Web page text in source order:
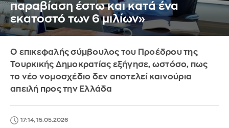
παραβίαση έστω και κατά ένα
εκατοστό των 6 μιλίων»
Ο επικεφαλής σύμβουλος του Προέδρου της
Τουρκικής Δημοκρατίας εξήγησε, ωστόσο, πως
το νέο νομοσχέδιο δεν αποτελεί καινούρια
απειλή προς την Ελλάδα
17:14, 15.05.2026